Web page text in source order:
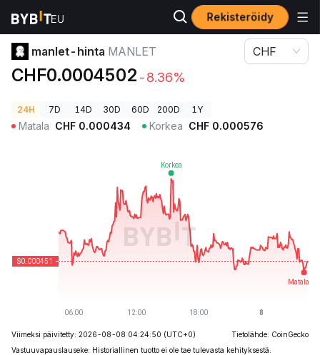
Rekisteröidy
Kryptohinnat
manlet-hinta MANLET
CHF0.0004502 -8.36%
CHF
24H 7D 14D 30D 60D 200D 1Y
Matala CHF 0.000434 Korkea CHF 0.000576
Viimeksi päivitetty: 2026-08-08 04:24:50 (UTC+0)
Tietolähde: CoinGecko
Vastuuvapauslauseke: Historiallinen tuotto ei ole tae tulevasta kehityksestä.